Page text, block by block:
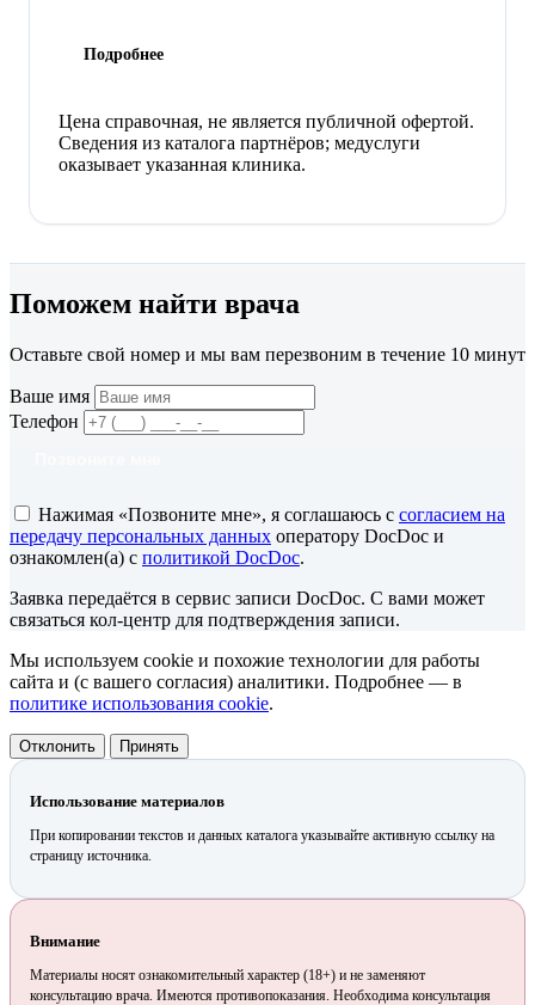
Подробнее
Цена справочная, не является публичной офертой.
Сведения из каталога партнёров; медуслуги
оказывает указанная клиника.
Поможем найти врача
Оставьте свой номер и мы вам перезвоним в течение 10 минут
Ваше имя
Телефон
Нажимая «Позвоните мне», я соглашаюсь с согласием на
передачу персональных данных оператору DocDoc и
ознакомлен(а) с политикой DocDoc.
Заявка передаётся в сервис записи DocDoc. С вами может
связаться кол-центр для подтверждения записи.
Мы используем cookie и похожие технологии для работы
сайта и (с вашего согласия) аналитики. Подробнее — в
политике использования cookie.
Отклонить Принять
Использование материалов
При копировании текстов и данных каталога указывайте активную ссылку на
страницу источника.
Внимание
Материалы носят ознакомительный характер (18+) и не заменяют
консультацию врача. Имеются противопоказания. Необходима консультация